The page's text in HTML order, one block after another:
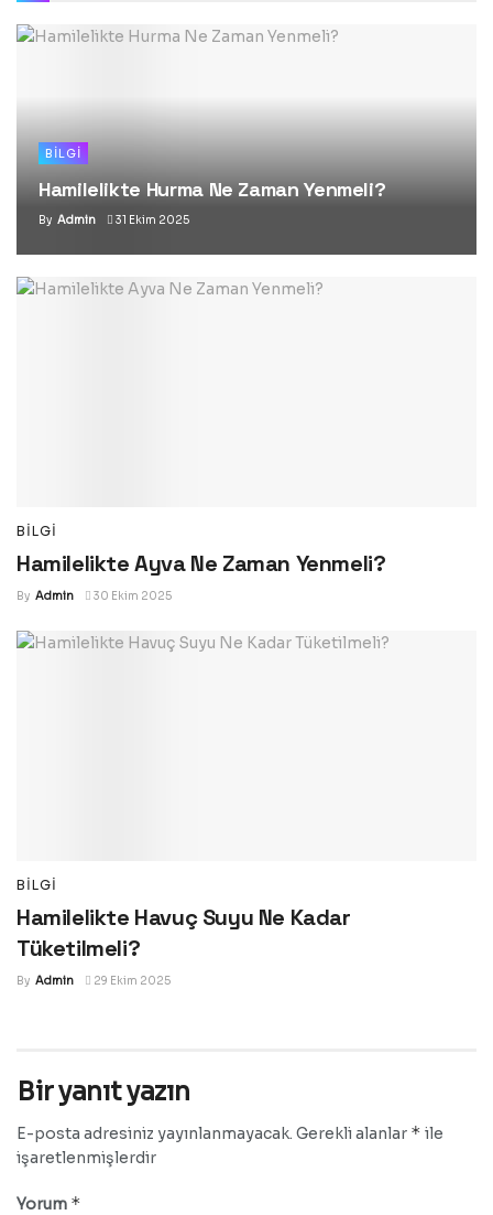
BILGI
Hamilelikte Hurma Ne Zaman Yenmeli?
By Admin 31 Ekim 2025
BILGI
Hamilelikte Ayva Ne Zaman Yenmeli?
By Admin 30 Ekim 2025
BILGI
Hamilelikte Havuç Suyu Ne Kadar
Tüketilmeli?
By Admin 29 Ekim 2025
Bir yanıt yazın
E-posta adresiniz yayınlanmayacak. Gerekli alanlar * ile
işaretlenmişlerdir
Yorum *